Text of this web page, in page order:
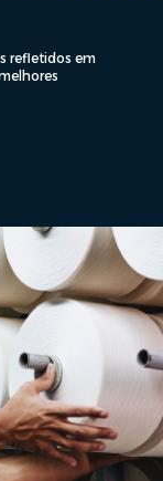
refletidos em